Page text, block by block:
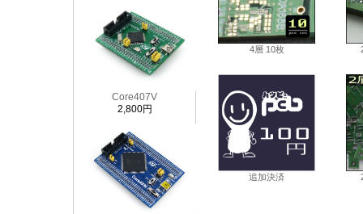
Core407V
2,800円
4層 10枚
追加決済